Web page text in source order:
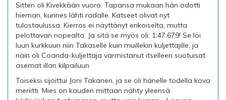
Sitten oli Kivekkään vuoro. Tapansa mukaan hän odotti
hieman, kunnes lähti radalle. Katseet olivat nyt
tulostaulussa. Kierros ei näyttänyt erikoiselta, mutta
pelottavan nopealta. Ja sitä se myös oli: 1:47.679! Se löi
luun kurkkuun niin Takaselle kuin muillekin kuljettajille, ja
näin oli Coanda-kuljettaja varmistanut itselleen suotuisat
asemat illan kilpailuun
Toiseksi sijoittui Joni Takanen, ja se oli hänelle todella kova
meriitti. Mies on kauden mittaan nähty yleensä